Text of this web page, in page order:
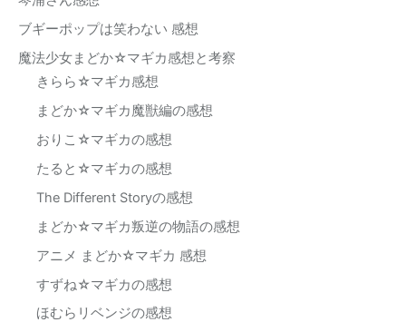
ブギーポップは笑わない 感想
魔法少女まどか☆マギカ感想と考察
きらら☆マギカ感想
まどか☆マギカ魔獣編の感想
おりこ☆マギカの感想
たると☆マギカの感想
The Different Storyの感想
まどか☆マギカ叛逆の物語の感想
アニメ まどか☆マギカ 感想
すずね☆マギカの感想
ほむらリベンジの感想